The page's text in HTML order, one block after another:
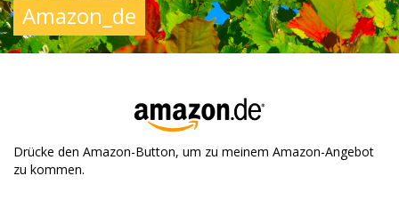
Amazon_de
Drücke den Amazon-Button, um zu meinem Amazon-Angebot
zu kommen.